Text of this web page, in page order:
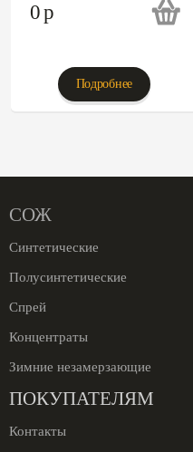
0p
Подробнее
СОЖ
Синтетические
Полусинтетические
Спрей
Концентраты
Зимние незамерзающие
ПОКУПАТЕЛЯМ
Контакты